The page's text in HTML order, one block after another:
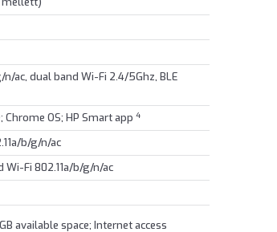
n/ac, dual band Wi-Fi 2.4/5Ghz, BLE
OS; HP Smart app 4
b/g/n/ac
Fi 802.11a/b/g/n/ac
available space; Internet access